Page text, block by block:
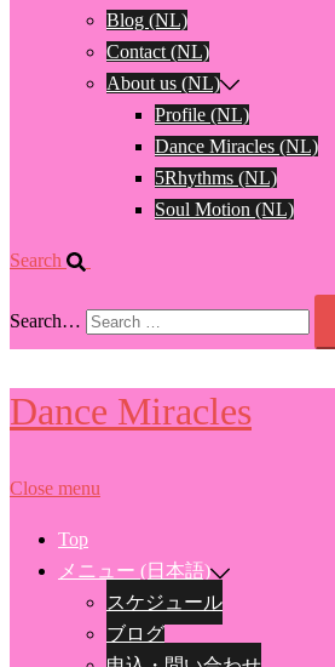
Blog (NL)
Contact (NL)
About us (NL)
Profile (NL)
Dance Miracles (NL)
5Rhythms (NL)
Soul Motion (NL)
Search
Search…
Dance Miracles
Close menu
Top
メニュー (日本語)
スケジュール
ブログ